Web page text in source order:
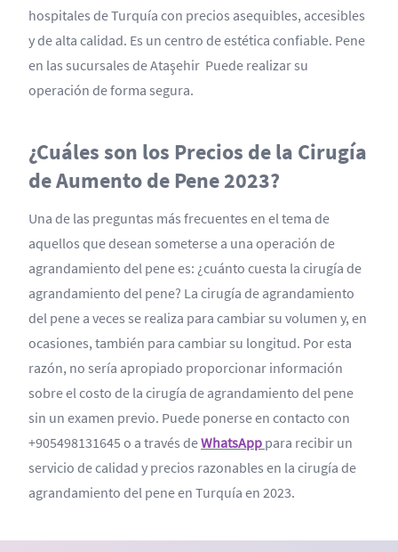
hospitales de Turquía con precios asequibles, accesibles
y de alta calidad. Es un centro de estética confiable. Pene
en las sucursales de Ataşehir Puede realizar su
operación de forma segura.
¿Cuáles son los Precios de la Cirugía
de Aumento de Pene 2023?
Una de las preguntas más frecuentes en el tema de
aquellos que desean someterse a una operación de
agrandamiento del pene es: ¿cuánto cuesta la cirugía de
agrandamiento del pene? La cirugía de agrandamiento
del pene a veces se realiza para cambiar su volumen y, en
ocasiones, también para cambiar su longitud. Por esta
razón, no sería apropiado proporcionar información
sobre el costo de la cirugía de agrandamiento del pene
sin un examen previo. Puede ponerse en contacto con
+905498131645 o a través deWhatsApp para recibir un
servicio de calidad y precios razonables en la cirugía de
agrandamiento del pene en Turquía en 2023.